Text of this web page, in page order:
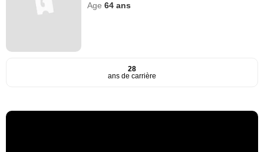
Age64 ans
28
ans de carrière